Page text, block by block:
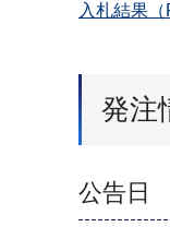
入札結果（
発注
公告日